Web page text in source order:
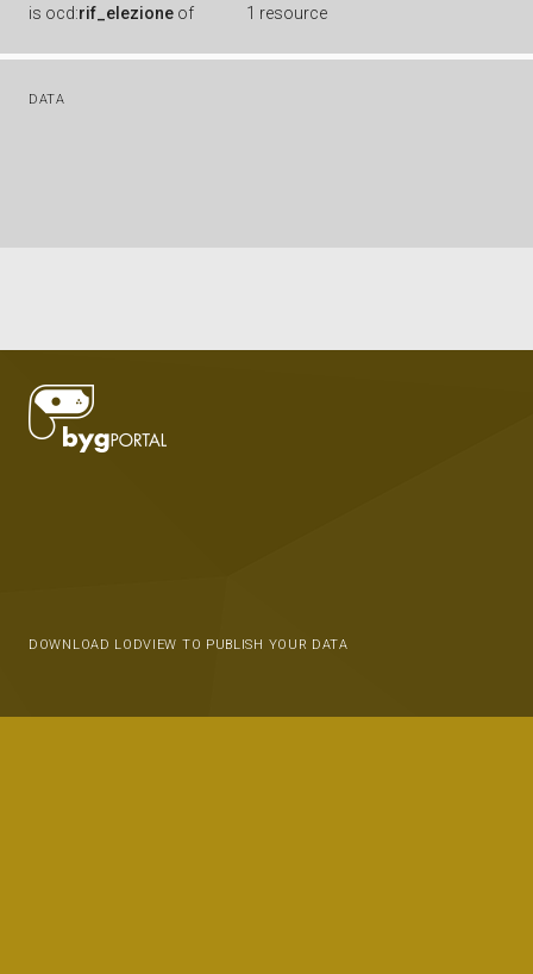
is ocd:rif_elezione of 1 resource
DATA
DOWNLOAD LODVIEW TO PUBLISH YOUR DATA